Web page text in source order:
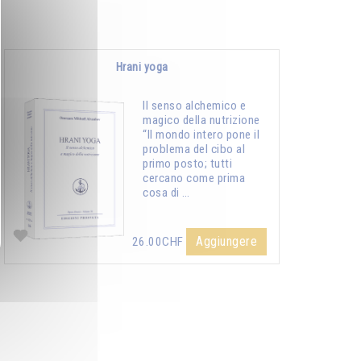
Hrani yoga
Il senso alchemico e
magico della nutrizione
“Il mondo intero pone il
problema del cibo al
primo posto; tutti
cercano come prima
cosa di …
26.00CHF Aggiungere